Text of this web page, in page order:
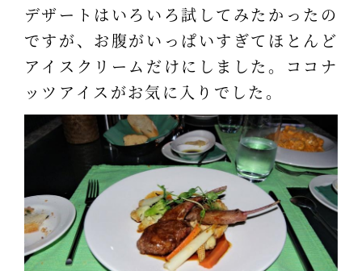
デザートはいろいろ試してみたかったの
ですが、お腹がいっぱいすぎてほとんど
アイスクリームだけにしました。ココナ
ッツアイスがお気に入りでした。